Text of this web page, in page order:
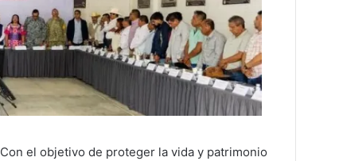
Con el objetivo de proteger la vida y patrimonio